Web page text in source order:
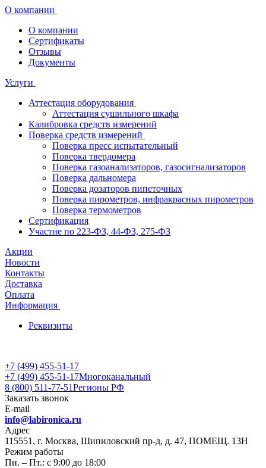
О компании
О компании
Сертификаты
Отзывы
Документы
Услуги
Аттестация оборудования
Аттестация сушильного шкафа
Калибровка средств измерений
Поверка средств измерений
Поверка пресс испытательный
Поверка твердомера
Поверка газоанализаторов, газосигнализаторов
Поверка дальномера
Поверка дозаторов пипеточных
Поверка пирометров, инфракрасных пирометров
Поверка термометров
Сертификация
Участие по 223-ФЗ, 44-ФЗ, 275-ФЗ
Акции
Новости
Контакты
Доставка
Оплата
Информация
Реквизиты
+7 (499) 455-51-17
+7 (499) 455-51-17Многоканальный
8 (800) 511-77-51Регионы РФ
Заказать звонок
E-mail
info@labironica.ru
Адрес
115551, г. Москва, Шипиловский пр-д, д. 47, ПОМЕЩ. 13Н
Режим работы
Пн. – Пт.: с 9:00 до 18:00